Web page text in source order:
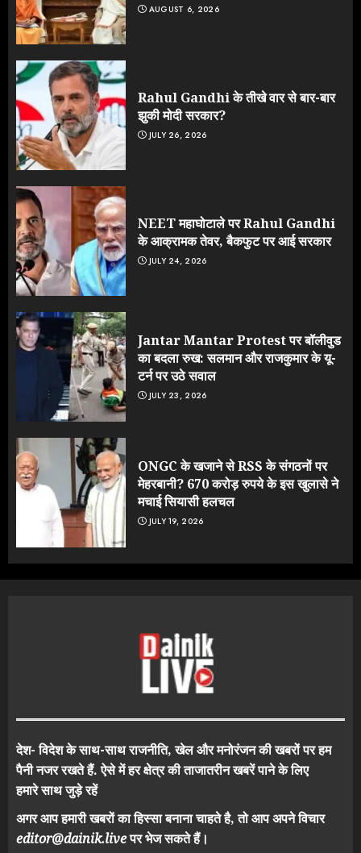
AUGUST 6, 2026
Rahul Gandhi के तीखे वार से बार-बार
झुकी मोदी सरकार?
JULY 26, 2026
NEET महाघोटाले पर Rahul Gandhi
के आक्रामक तेवर, बैकफुट पर आई सरकार
JULY 24, 2026
Jantar Mantar Protest पर बॉलीवुड
का बदला रुख: सलमान और राजकुमार के यू-
टर्न पर उठे सवाल
JULY 23, 2026
ONGC के खजाने से RSS के संगठनों पर
मेहरबानी? 670 करोड़ रुपये के इस खुलासे ने
मचाई सियासी हलचल
JULY 19, 2026
देश- विदेश के साथ-साथ राजनीति, खेल और मनोरंजन की खबरों पर हम
पैनी नजर रखते हैं. ऐसे में हर क्षेत्र की ताजातरीन खबरें पाने के लिए
हमारे साथ जुड़े रहें
अगर आप हमारी खबरों का हिस्सा बनाना चाहते है, तो आप अपने विचार
editor@dainik.liveपर भेज सकते हैं।